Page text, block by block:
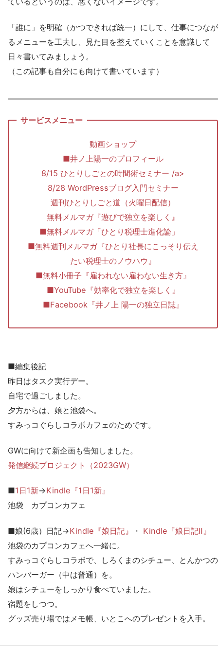
「誰に」を明確（かつできれば統一）にして、仕事につなが
るメニューを工夫し、見た目を整えていくことを意識して
日々書いてみましょう。
（この記事も自分にも向けて書いています）
動画ショップ
■井ノ上陽一のプロフィール
8/15 ひとりしごとの時間術セミナー /a>
8/28 WordPressブログ入門セミナー
週刊ひとりしごと道（火曜日配信）
無料メルマガ『遊びで独立を楽しく』
■無料メルマガ「ひとり税理士進化論」
■無料週刊メルマガ『ひとり社長にこっそり伝え
たい税理士のノウハウ』
■無料小冊子『雇われない雇わない生き方』
■YouTube『効率化で独立を楽しく』
■Facebook『井ノ上 陽一の独立日誌』
■編集後記
昨日はタスク実行デー。
自宅で過ごしました。
夕方からは、娘と池袋へ。
すみっコぐらしコラボカフェのためです。
GWに向けて新企画も告知しました。
発信継続プロジェクト（2023GW）
■1日1新→Kindle『1日1新』
池袋 カプコンカフェ
■娘(6歳）日記→Kindle『娘日記』 ・ Kindle『娘日記Ⅱ』
池袋のカプコンカフェへ一緒に。
すみっコぐらしコラボで、しろくまのシチュー、とんかつの
ハンバーガー（中は普通）を。
娘はシチューをしっかり食べていました。
宿題をしつつ。
グッズ売り場ではメモ帳、いとこへのプレゼントを入手。